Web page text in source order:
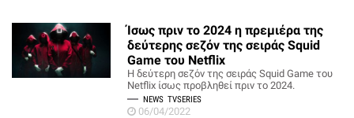
Ίσως πριν το 2024 η πρεμιέρα της
δεύτερης σεζόν της σειράς Squid
Game του Netflix
Η δεύτερη σεζόν της σειράς Squid Game του
Netflix ίσως προβληθεί πριν το 2024.
NEWS TVSERIES
06/04/2022